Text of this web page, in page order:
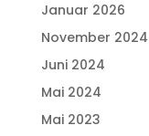
Januar 2026
November 2024
Juni 2024
Mai 2024
Mai 2023